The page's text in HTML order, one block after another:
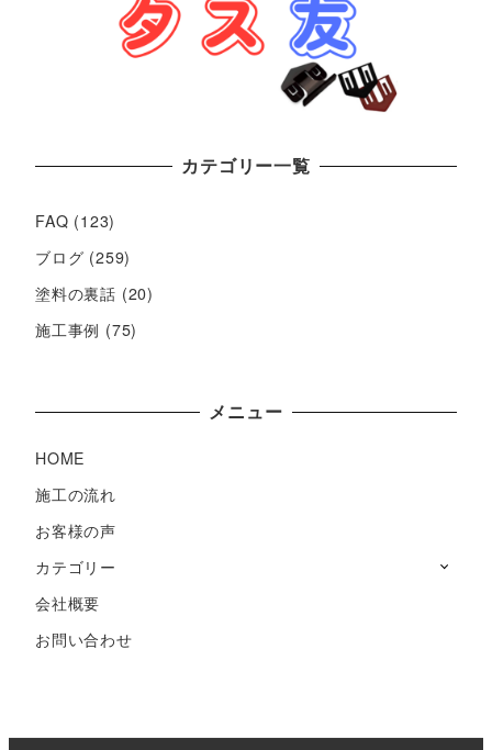
カテゴリー一覧
FAQ (123)
ブログ (259)
塗料の裏話 (20)
施工事例 (75)
メニュー
HOME
施工の流れ
お客様の声
カテゴリー
会社概要
お問い合わせ